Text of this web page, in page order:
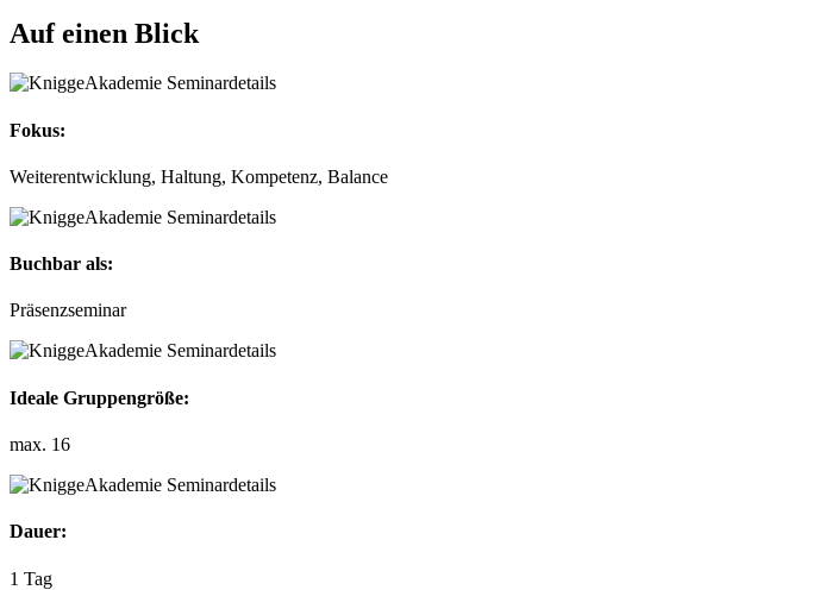
Auf einen Blick
Fokus:
Weiterentwicklung, Haltung, Kompetenz, Balance
Buchbar als:
Präsenzseminar
Ideale Gruppengröße:
max. 16
Dauer:
1 Tag